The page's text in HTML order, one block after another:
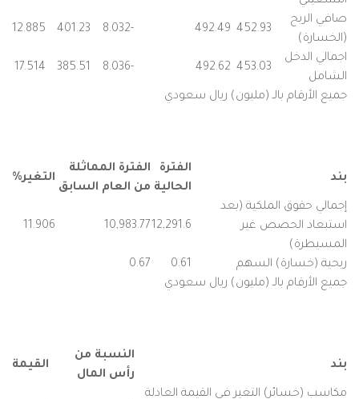
صافي الربح
(الخسارة)
452.93
492.49
-8.032
401.23
12.885
اجمالي الدخل
الشامل
453.03
492.62
-8.036
385.51
17.514
جميع الأرقام بالـ (مليون) ريال سعودي
بند
الفترة
الحالية
الفترة المماثلة
من العام السابق
التغير%
إجمالي حقوق الملكية (بعد
استبعاد الحصص غير
المسيطرة)
12,291.6
10,983.77
11.906
ربحية (خسارة) السهم 0.61
0.67
جميع الأرقام بالـ (مليون) ريال سعودي
بند
النسبة من
رأس المال
القيمة
مكاسب (خسائر) التغير في القيمة العادلة